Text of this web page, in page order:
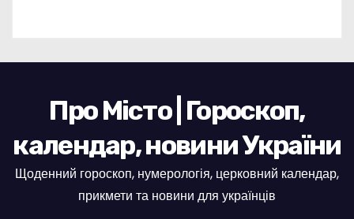
Про Місто | Гороскоп,
календар, новини України
Щоденний гороскоп, нумерологія, церковний календар,
прикмети та новини для українців